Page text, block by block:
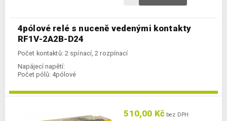
4pólové relé s nuceně vedenými kontakty
RF1V-2A2B-D24
Počet kontaktů: 2 spínací, 2 rozpínací
Napájecí napětí:
Počet pólů: 4pólové
510,00 Kč bez DPH